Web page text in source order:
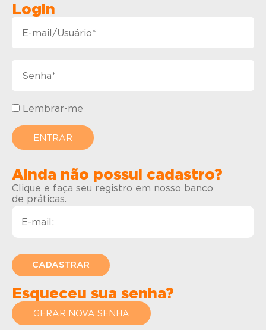
Login
Lembrar-me
Ainda não possui cadastro?
Clique e faça seu registro em nosso banco
de práticas.
Esqueceu sua senha?
GERAR NOVA SENHA